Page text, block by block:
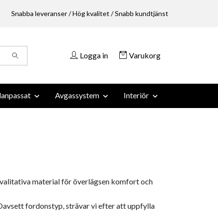
Snabba leveranser / Hög kvalitet / Snabb kundtjänst
Logga in Varukorg
Avgassystem Interiör
material för överlägsen komfort och
fordonstyp, strävar vi efter att uppfylla